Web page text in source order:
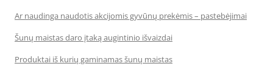
Ar naudinga naudotis akcijomis gyvūnų prekėmis – pastebėjimai
Šunų maistas daro įtaką augintinio išvaizdai
Produktai iš kurių gaminamas šunų maistas